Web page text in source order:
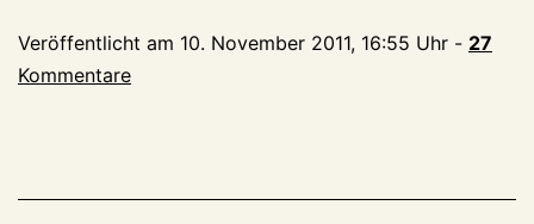
Notevakuierung
Veröffentlicht am 10. November 2011, 16:55 Uhr - 27
Kommentare